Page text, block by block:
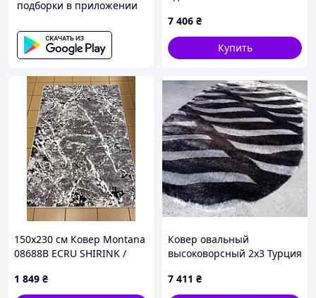
подборки в приложении
7 406 ₴
Купить
150х230 см Ковер Montana
08688B ECRU SHIRINK /
1 849 ₴
Ковер овальный
высоковорсный 2x3 Турция
7 411 ₴